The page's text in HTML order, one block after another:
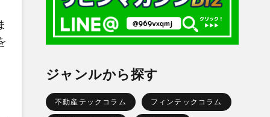
ジャンルから探す
不動産テックコラム フィンテックコラム